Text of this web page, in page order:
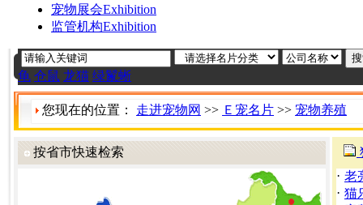
宠物展会Exhibition
监管机构Exhibition
龟 仓鼠 龙猫 绿鬣蜥
您现在的位置： 走进宠物网 >> Ｅ宠名片 >> 宠物养殖
按省市快速检索
· 老
· 猫